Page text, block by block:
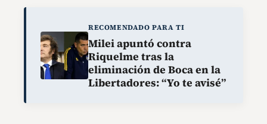
RECOMENDADO PARA TI
Milei apuntó contra
Riquelme tras la
eliminación de Boca en la
Libertadores: “Yo te avisé”